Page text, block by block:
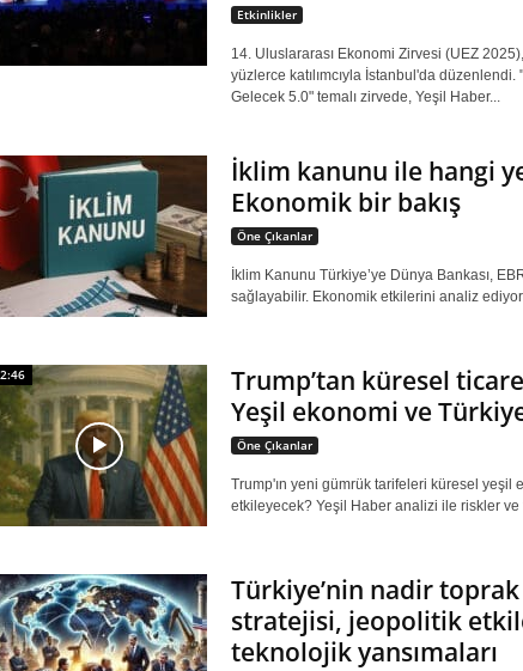
Etkinlikler
14. Uluslararası Ekonomi Zirvesi (UEZ
yüzlerce katılımcıyla İstanbul'da
Gelecek 5.0" temalı zirvede, Yeşil Haber...
İklim kanunu ile hangi
Ekonomik bir bakış
Öne Çıkanlar
İklim Kanunu Türkiye’ye Dünya Bankası,
sağlayabilir. Ekonomik etkilerini analiz
Trump’tan küresel
Yeşil ekonomi ve
Öne Çıkanlar
Trump'ın yeni gümrük tarifeleri küresel yeşil
etkileyecek? Yeşil Haber analizi ile riskler ve
Türkiye’nin nadir
stratejisi, jeopolitik
teknolojik yansımaları